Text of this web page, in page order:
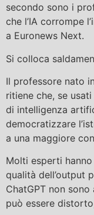
secondo sono i
che l’IA corrompe
a Euronews Next.
Si colloca
Il professore nato
ritiene che, se
di intelligenza
democratizzare
a una maggiore
Molti esperti
qualità dell’output
ChatGPT non
può essere